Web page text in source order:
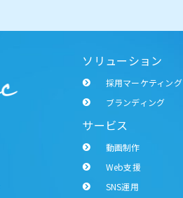
ソリューション
採用マーケティング
ブランディング
サービス
動画制作
Web支援
SNS運用